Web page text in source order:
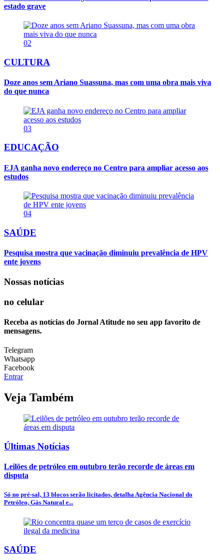
estado grave
02
CULTURA
Doze anos sem Ariano Suassuna, mas com uma obra mais viva
do que nunca
03
EDUCAÇÃO
EJA ganha novo endereço no Centro para ampliar acesso aos
estudos
04
SAÚDE
Pesquisa mostra que vacinação diminuiu prevalência de HPV
ente jovens
Nossas notícias
no celular
Receba as notícias do Jornal Atitude no seu app favorito de
mensagens.
Telegram
Whatsapp
Facebook
Entrar
Veja Também
Últimas Notícias
Leilões de petróleo em outubro terão recorde de áreas em
disputa
Só no pré-sal, 13 blocos serão licitados, detalha Agência Nacional do
Petróleo, Gás Natural e...
SAÚDE